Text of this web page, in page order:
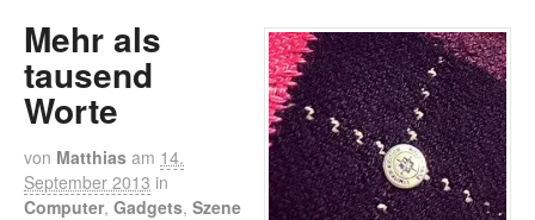
Mehr als
tausend
Worte
von Matthias am 14.
September 2013 in
Computer, Gadgets, Szene